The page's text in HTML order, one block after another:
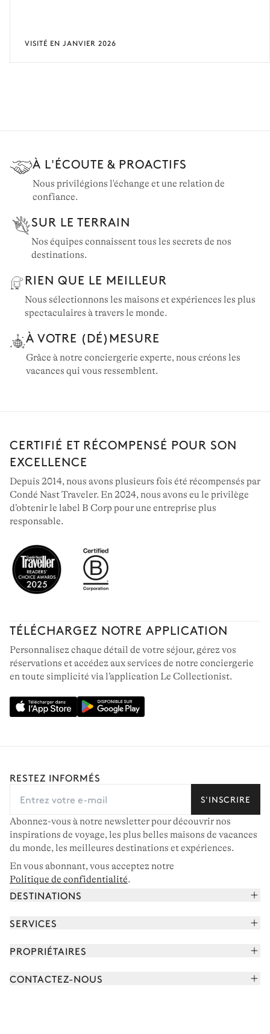
VISITÉ EN JANVIER 2026
À L'ÉCOUTE & PROACTIFS
Nous privilégions l'échange et une relation de
confiance.
SUR LE TERRAIN
Nos équipes connaissent tous les secrets de nos
destinations.
RIEN QUE LE MEILLEUR
Nous sélectionnons les maisons et expériences les plus
spectaculaires à travers le monde.
À VOTRE (DÉ)MESURE
Grâce à notre conciergerie experte, nous créons les
vacances qui vous ressemblent.
CERTIFIÉ ET RÉCOMPENSÉ POUR SON
EXCELLENCE
Depuis 2014, nous avons plusieurs fois été récompensés par
Condé Nast Traveler. En 2024, nous avons eu le privilège
d’obtenir le label B Corp pour une entreprise plus
responsable.
TÉLÉCHARGEZ NOTRE APPLICATION
Personnalisez chaque détail de votre séjour, gérez vos
réservations et accédez aux services de notre conciergerie
en toute simplicité via l’application Le Collectionist.
RESTEZ INFORMÉS
S'INSCRIRE
Abonnez-vous à notre newsletter pour découvrir nos
inspirations de voyage, les plus belles maisons de vacances
du monde, les meilleures destinations et expériences.
En vous abonnant, vous acceptez notre
Politique de confidentialité.
DESTINATIONS
Corse
Cap Ferret
SERVICES
Réserver vos vacances
Rencontrer votre concierge
PROPRIÉTAIRES
CONTACTEZ-NOUS